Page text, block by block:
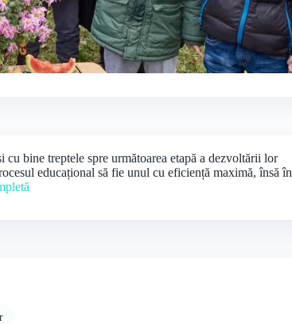
bine treptele spre următoarea etapă a dezvoltării lor
educațional să fie unul cu eficiență maximă, însă în